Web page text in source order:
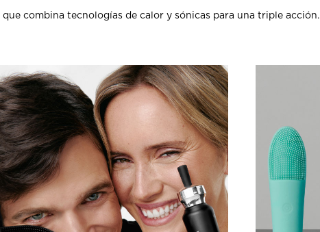
combina tecnologías de calor y sónicas para una triple acción.